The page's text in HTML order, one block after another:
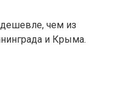
чем из
и Крыма.